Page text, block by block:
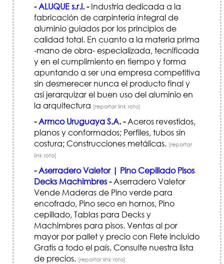
-ALUQUE s.r.l.-Industria dedicada a la
fabricación de carpintería integral de
aluminio guiados por los principios de
calidad total. En cuanto a la materia prima
-mano de obra- especializada, tecnificada
y en el cumplimiento en tiempo y forma
apuntando a ser una empresa competitiva
sin desmerecer nunca el producto final y
así jerarquizar el buen uso del aluminio en
la arquitectura [reportar link roto]
-Armco Uruguaya S.A.-Aceros revestidos,
planos y conformados; Perfiles, tubos sin
costura; Construcciones metálicas. [reportar
link roto]
-Aserradero Valetor | Pino Cepillado Pisos
Decks Machimbres-Aserradero Valetor
Vende Maderas de Pino verde para
encofrado, Pino seco en hornos, Pino
cepillado, Tablas para Decks y
Machimbres para pisos. Ventas al por
mayor por pallet y precio con Flete incluido
Gratis a todo el país. Consulte nuestra lista
de precios. [reportar link roto]